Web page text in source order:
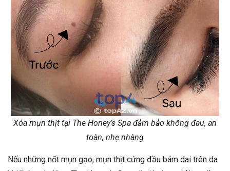
Xóa mụn thịt tại The Honey’s Spa đảm bảo không đau, an
toàn, nhẹ nhàng
Nếu những nốt mụn gạo, mụn thịt cứng đầu bám dai trên da